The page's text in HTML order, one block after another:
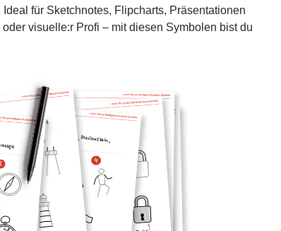
für Sketchnotes, Flipcharts, Präsentationen
visuelle:r Profi – mit diesen Symbolen bist du